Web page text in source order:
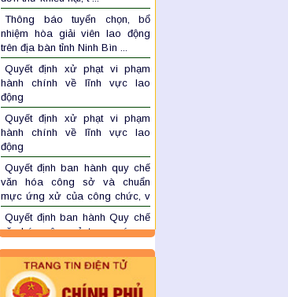
nhiệm hòa giải viên lao động
trên địa bàn tỉnh Ninh Bìn ...
Quyết định xử phạt vi phạm
hành chính về lĩnh vực lao
động
Quyết định xử phạt vi phạm
hành chính về lĩnh vực lao
động
Quyết định ban hành quy chế
văn hóa công sở và chuẩn
mực ứng xử của công chức, v
...
Quyết định ban hành Quy chế
văn hóa công sở trong các cơ
quan, đơn vị trên địa b ...
Quyết định ban hành Quy chế
văn hóa công sở và Quy tắc
ứng xử của công chức, viê ...
Ban hành quy chế thực hiện